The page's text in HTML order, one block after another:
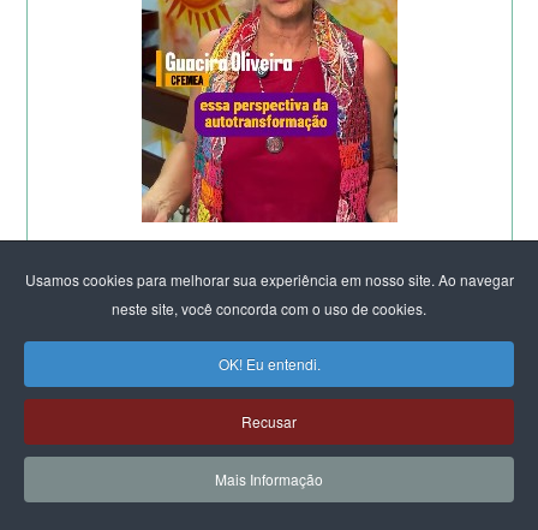
Usamos cookies para melhorar sua experiência em nosso site. Ao navegar
neste site, você concorda com o uso de cookies.
OK! Eu entendi.
Recusar
Mais Informação